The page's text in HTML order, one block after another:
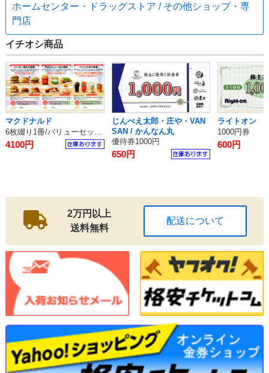
ホームセンター・ドラッグストア / その他ショップ・専
門店
イチオシ商品
マクドナルド
4100円
じんべえ太郎・庄や・VAN
SAN / かんなん丸
優待券1000円
650円
ライトオン
1000円券
600円
2万円以上
送料無料
配送について